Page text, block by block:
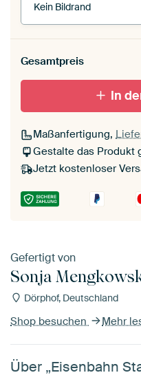
Kein Bildrand
schwarz
Ohne Passepartout
Gesamtpreis
In
Maßanfertigung,
Gestalte das Produkt
Jetzt kostenloser
Gefertigt von
Sonja
Dörphof, Deutschland
Shop besuchen Mehr
Über „Eisenbahn